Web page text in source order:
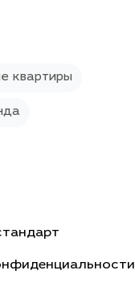
квартиры